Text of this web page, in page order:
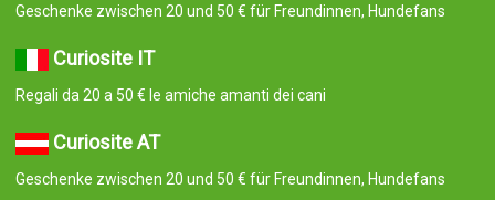
Geschenke zwischen 20 und 50 € für Freundinnen, Hundefans
Curiosite IT
Regali da 20 a 50 € le amiche amanti dei cani
Curiosite AT
Geschenke zwischen 20 und 50 € für Freundinnen, Hundefans